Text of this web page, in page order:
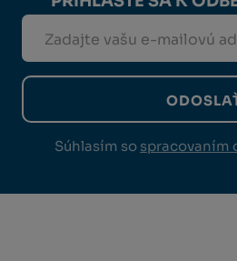
Súhlasím so spracovaním